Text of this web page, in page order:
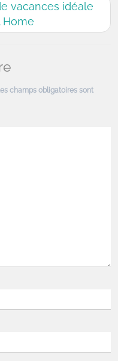
vacances idéale
Home
champs obligatoires sont